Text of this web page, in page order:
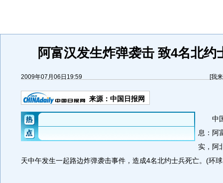
阿富汉发生炸弹袭击 致4名北约
2009年07月06日19:59 [我
来源： 中国日报网
中国
息：阿
实，阿
天中午发生一起路边炸弹袭击事件，造成4名北约士兵死亡。(环